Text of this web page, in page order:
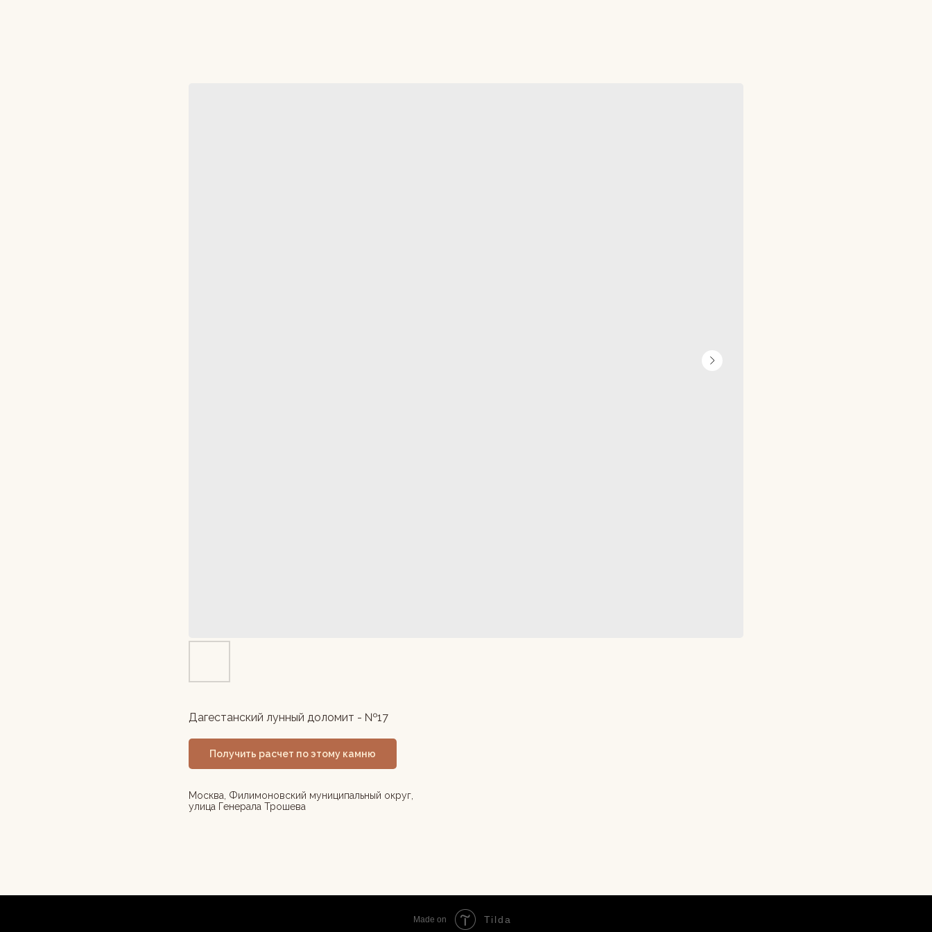
Дагестанский лунный доломит - №17
Получить расчет по этому камню
Москва, Филимоновский муниципальный округ,
улица Генерала Трошева
Made on Tilda